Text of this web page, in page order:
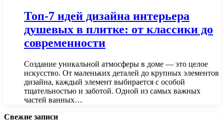
Топ-7 идей дизайна интерьера
душевых в плитке: от классики до
современности
Создание уникальной атмосферы в доме — это целое
искусство. От маленьких деталей до крупных элементов
дизайна, каждый элемент выбирается с особой
тщательностью и заботой. Одной из самых важных
частей ванных…
Свежие записи